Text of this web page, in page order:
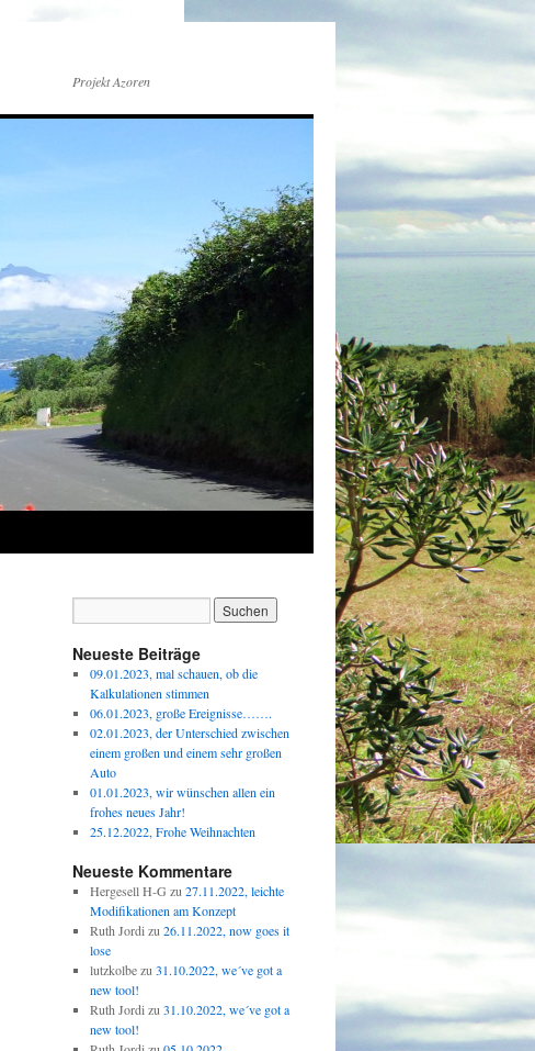
Projekt Azoren
Neueste Beiträge
09.01.2023, mal schauen, ob die
Kalkulationen stimmen
06.01.2023, große Ereignisse…….
02.01.2023, der Unterschied zwischen
einem großen und einem sehr großen
Auto
01.01.2023, wir wünschen allen ein
frohes neues Jahr!
25.12.2022, Frohe Weihnachten
Neueste Kommentare
Hergesell H-G zu 27.11.2022, leichte
Modifikationen am Konzept
Ruth Jordi zu 26.11.2022, now goes it
lose
lutzkolbezu 31.10.2022, we´ve got a
new tool!
Ruth Jordi zu 31.10.2022, we´ve got a
new tool!